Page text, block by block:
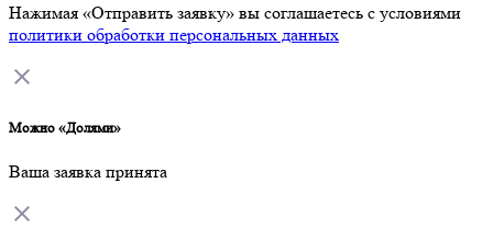
Нажимая «Отправить заявку» вы соглашаетесь с условиями
политики обработки персональных данных
Можно «Долями»
Ваша заявка принята